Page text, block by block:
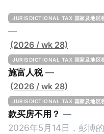
JURISDICTIONAL TAX 国家及地区
—
(2026 / wk 28)
JURISDICTIONAL TAX 国家及地区
施富人税 —
(2026 / wk 28)
JURISDICTIONAL TAX 国家及地区
款买房不用？ —
2026年5月14日，彭博